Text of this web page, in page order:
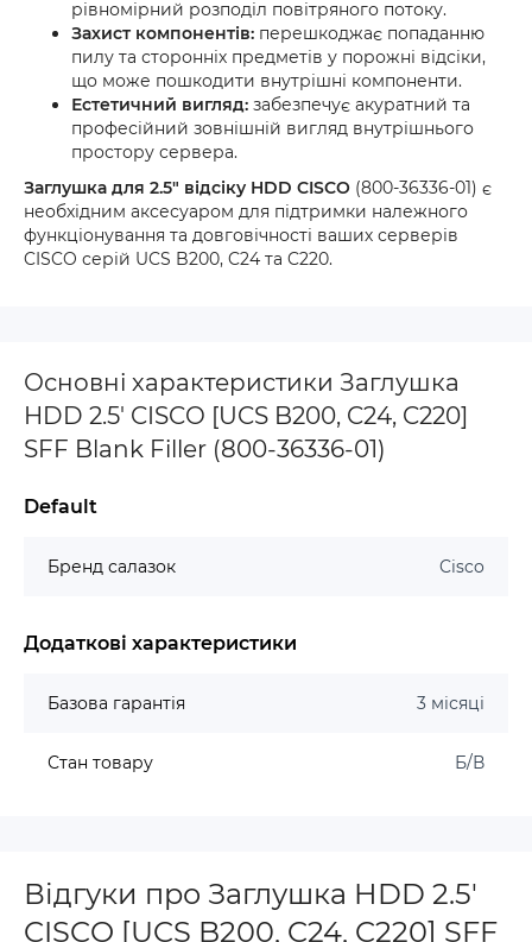
рівномірний розподіл повітряного потоку.
Захист компонентів: перешкоджає попаданню
пилу та сторонніх предметів у порожні відсіки,
що може пошкодити внутрішні компоненти.
Естетичний вигляд: забезпечує акуратний та
професійний зовнішній вигляд внутрішнього
простору сервера.
Заглушка для 2.5" відсіку HDD CISCO (800-36336-01) є
необхідним аксесуаром для підтримки належного
функціонування та довговічності ваших серверів
CISCO серій UCS B200, C24 та C220.
Основні характеристики Заглушка
HDD 2.5' CISCO [UCS B200, C24, C220]
SFF Blank Filler (800-36336-01)
Default
Бренд салазок Cisco
Додаткові характеристики
Базова гарантія 3 місяці
Стан товару Б/В
Відгуки про Заглушка HDD 2.5'
CISCO [UCS B200, C24, C220] SFF